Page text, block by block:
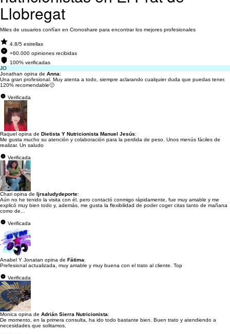
Llobregat
Miles de usuarios confían en Cronoshare para encontrar los mejores profesionales
4.8/5 estrellas
+60.000 opiniones recibidas
100% verificadas
JO
Jonathan opina de Anna:
Una gran profesional. Muy atenta a todo, siempre aclarando cualquier duda que puedas tener.
120% recomendable🙂
Verificada
Raquel opina de Dietista Y Nutricionista Manuel Jesús:
Me gusta mucho su atención y colaboración para la perdida de peso. Unos menús fáciles de
realizar. Un saludo
Verificada
Chari opina de Ijrsaludydeporte:
Aún no he tenido la visita con él, pero contactó conmigo rápidamente, fue muy amable y me
explicó muy bien todo y, además, me gusta la flexibilidad de poder coger citas tanto de mañana
como de...
Verificada
Anabel Y Jonatan opina de Fátima:
Prefesional actualizada, muy amable y muy buena con el trato al cliente. Top
Verificada
Monica opina de Adrián Sierra Nutricionista:
De momento, en la primera consulta, ha ido todo bastante bien. Buen trato y atendiendo a
necesidades que solitamos.